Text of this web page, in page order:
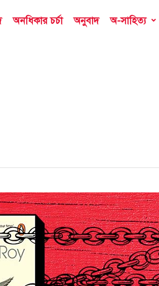
অনধিকার চর্চা অনুবাদ অ-সাহিত্য